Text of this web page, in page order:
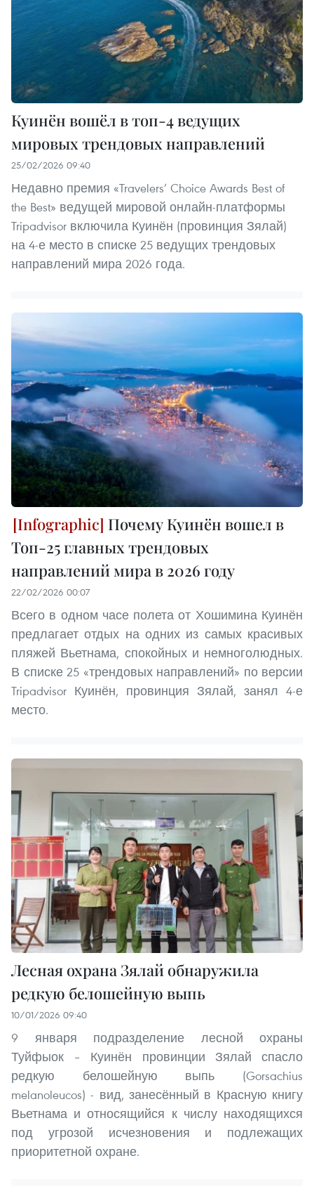
Куинён вошёл в топ-4 ведущих
мировых трендовых направлений
25/02/2026 09:40
Недавно премия «Travelers’ Choice Awards Best of
the Best» ведущей мировой онлайн-платформы
Tripadvisor включила Куинён (провинция Зялай)
на 4-е место в списке 25 ведущих трендовых
направлений мира 2026 года.
Почему Куинён вошел в
Топ-25 главных трендовых
направлений мира в 2026 году
22/02/2026 00:07
Всего в одном часе полета от Хошимина Куинён
предлагает отдых на одних из самых красивых
пляжей Вьетнама, спокойных и немноголюдных.
В списке 25 «трендовых направлений» по версии
Tripadvisor Куинён, провинция Зялай, занял 4-е
место.
Лесная охрана Зялай обнаружила
редкую белошейную выпь
10/01/2026 09:40
9 января подразделение лесной охраны
Туйфыок – Куинён провинции Зялай спасло
редкую белошейную выпь (Gorsachius
melanoleucos) - вид, занесённый в Красную книгу
Вьетнама и относящийся к числу находящихся
под угрозой исчезновения и подлежащих
приоритетной охране.